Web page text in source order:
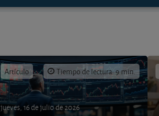
Artículo Tiempo de lectura: 9 min.
jueves, 16 de julio de 2026